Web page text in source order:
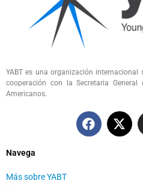
YABT es una organización
cooperación con la Secretaria
Americanos.
Navega
Más sobre YABT